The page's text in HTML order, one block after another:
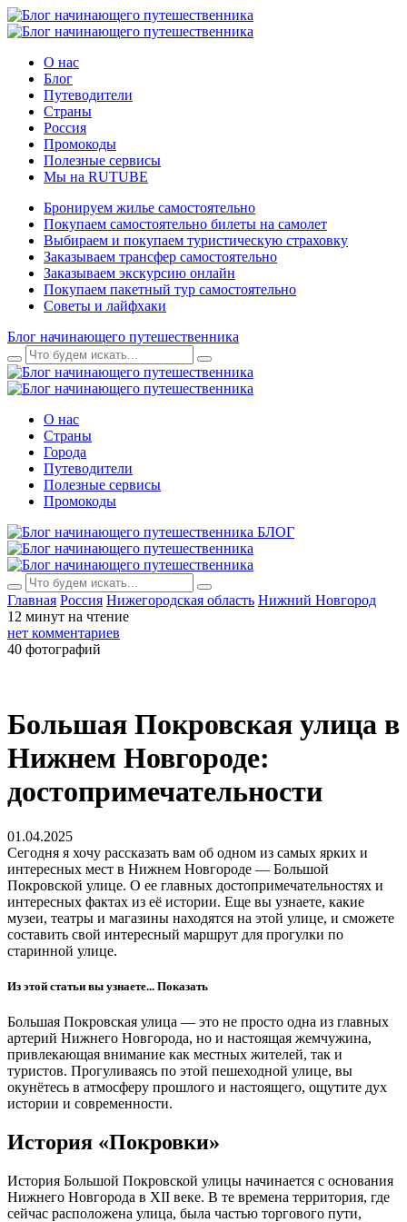
О нас
Блог
Путеводители
Страны
Россия
Промокоды
Полезные сервисы
Мы на RUTUBE
Бронируем жилье самостоятельно
Покупаем самостоятельно билеты на самолет
Выбираем и покупаем туристическую страховку
Заказываем трансфер самостоятельно
Заказываем экскурсию онлайн
Покупаем пакетный тур самостоятельно
Советы и лайфхаки
Блог начинающего путешественника
О нас
Страны
Города
Путеводители
Полезные сервисы
Промокоды
БЛОГ
Главная Россия Нижегородская область Нижний Новгород
12 минут на чтение
нет комментариев
40 фотографий
Большая Покровская улица в
Нижнем Новгороде:
достопримечательности
01.04.2025
Сегодня я хочу рассказать вам об одном из самых ярких и
интересных мест в Нижнем Новгороде — Большой
Покровской улице. О ее главных достопримечательностях и
интересных фактах из её истории. Еще вы узнаете, какие
музеи, театры и магазины находятся на этой улице, и сможете
составить свой интересный маршрут для прогулки по
старинной улице.
Из этой статьи вы узнаете... Показать
Большая Покровская улица — это не просто одна из главных
артерий Нижнего Новгорода, но и настоящая жемчужина,
привлекающая внимание как местных жителей, так и
туристов. Прогуливаясь по этой пешеходной улице, вы
окунётесь в атмосферу прошлого и настоящего, ощутите дух
истории и современности.
История «Покровки»
История Большой Покровской улицы начинается с основания
Нижнего Новгорода в XII веке. В те времена территория, где
сейчас расположена улица, была частью торгового пути,